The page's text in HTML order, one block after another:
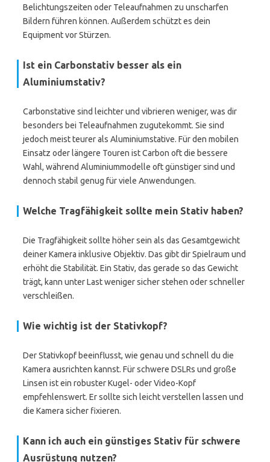
Belichtungszeiten oder Teleaufnahmen zu unscharfen
Bildern führen können. Außerdem schützt es dein
Equipment vor Stürzen.
Ist ein Carbonstativ besser als ein
Aluminiumstativ?
Carbonstative sind leichter und vibrieren weniger, was dir
besonders bei Teleaufnahmen zugutekommt. Sie sind
jedoch meist teurer als Aluminiumstative. Für den mobilen
Einsatz oder längere Touren ist Carbon oft die bessere
Wahl, während Aluminiummodelle oft günstiger sind und
dennoch stabil genug für viele Anwendungen.
Welche Tragfähigkeit sollte mein Stativ haben?
Die Tragfähigkeit sollte höher sein als das Gesamtgewicht
deiner Kamera inklusive Objektiv. Das gibt dir Spielraum und
erhöht die Stabilität. Ein Stativ, das gerade so das Gewicht
trägt, kann unter Last weniger sicher stehen oder schneller
verschleißen.
Wie wichtig ist der Stativkopf?
Der Stativkopf beeinflusst, wie genau und schnell du die
Kamera ausrichten kannst. Für schwere DSLRs und große
Linsen ist ein robuster Kugel- oder Video-Kopf
empfehlenswert. Er sollte sich leicht verstellen lassen und
die Kamera sicher fixieren.
Kann ich auch ein günstiges Stativ für schwere
Ausrüstung nutzen?